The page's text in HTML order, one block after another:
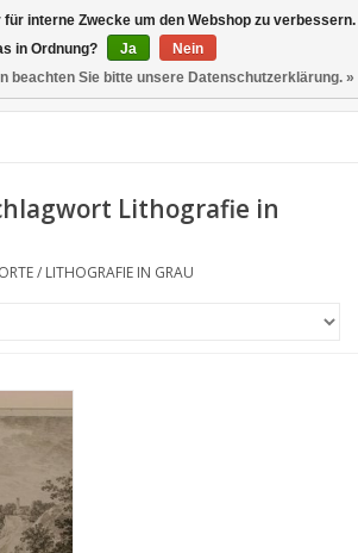
0 Artikel - €0,00
aus 5
Lithografie in
/ LITHOGRAFIE IN GRAU
interne Zwecke um den Webshop zu verbessern.
in Ordnung?
Ja
Nein
beachten Sie bitte unsere Datenschutzerklärung. »